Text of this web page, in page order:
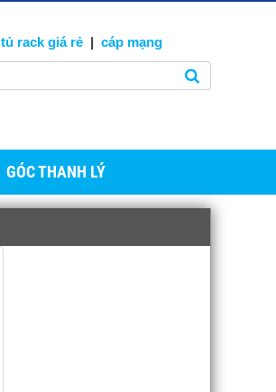
tủ rack giá rẻ | cápmạng
GÓC THANH LÝ